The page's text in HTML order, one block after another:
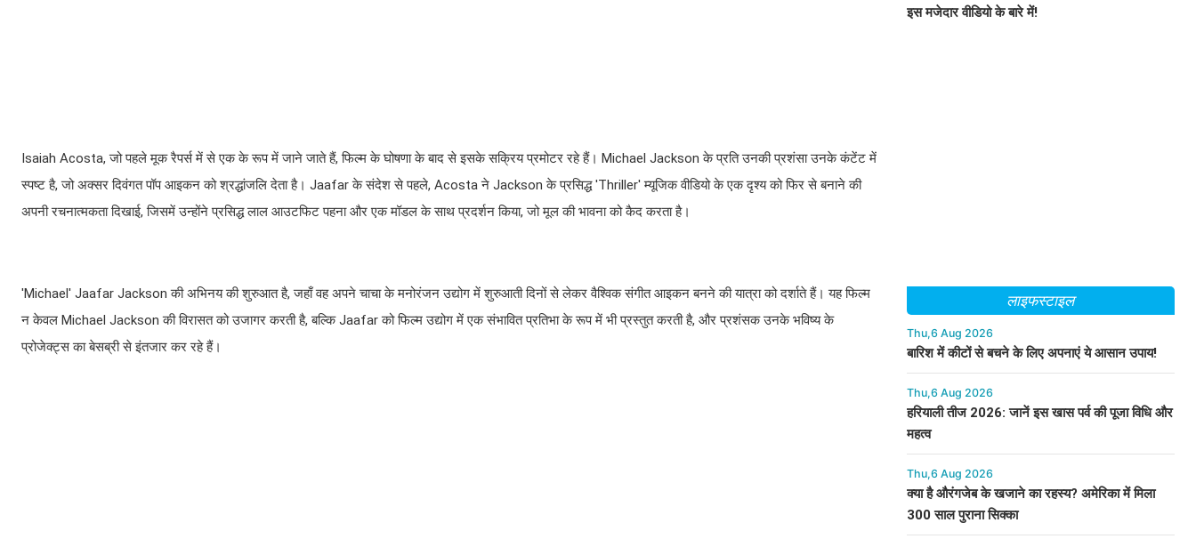
Isaiah Acosta, जो पहले मूक रैपर्स में से एक के रूप में जाने जाते हैं, फिल्म के घोषणा के बाद से इसके सक्रिय प्रमोटर रहे हैं। Michael Jackson के प्रति उनकी प्रशंसा उनके कंटेंट में
स्पष्ट है, जो अक्सर दिवंगत पॉप आइकन को श्रद्धांजलि देता है। Jaafar के संदेश से पहले, Acosta ने Jackson के प्रसिद्ध 'Thriller' म्यूजिक वीडियो के एक दृश्य को फिर से बनाने की
अपनी रचनात्मकता दिखाई, जिसमें उन्होंने प्रसिद्ध लाल आउटफिट पहना और एक मॉडल के साथ प्रदर्शन किया, जो मूल की भावना को कैद करता है।
'Michael' Jaafar Jackson की अभिनय की शुरुआत है, जहाँ वह अपने चाचा के मनोरंजन उद्योग में शुरुआती दिनों से लेकर वैश्विक संगीत आइकन बनने की यात्रा को दर्शाते हैं। यह फिल्म
न केवल Michael Jackson की विरासत को उजागर करती है, बल्कि Jaafar को फिल्म उद्योग में एक संभावित प्रतिभा के रूप में भी प्रस्तुत करती है, और प्रशंसक उनके भविष्य के
प्रोजेक्ट्स का बेसब्री से इंतजार कर रहे हैं।
इस मजेदार वीडियो के बारे में!
लाइफस्टाइल
Thu,6 Aug 2026
बारिश में कीटों से बचने के लिए अपनाएं ये आसान उपाय!
Thu,6 Aug 2026
हरियाली तीज 2026: जानें इस खास पर्व की पूजा विधि और
महत्व
Thu,6 Aug 2026
क्या है औरंगजेब के खजाने का रहस्य? अमेरिका में मिला
300 साल पुराना सिक्का